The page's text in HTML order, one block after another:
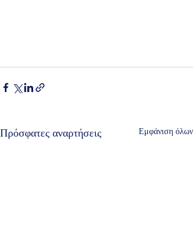
Πρόσφατες αναρτήσεις Εμφάνιση όλων